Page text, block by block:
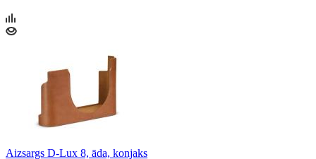
Aizsargs D-Lux 8, āda, konjaks